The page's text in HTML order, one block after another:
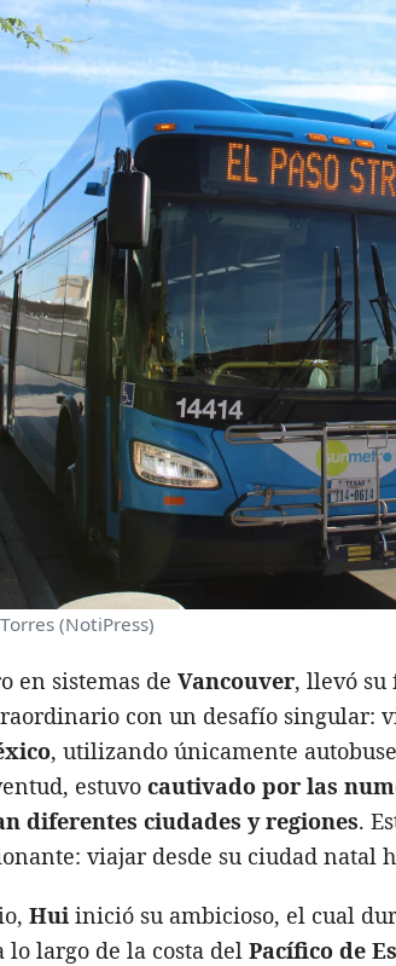
(NotiPress)
en sistemas de Vancouver, llevó su
con un desafío singular:
, utilizando únicamente
estuvo cautivado por las
diferentes ciudades y regiones.
viajar desde su ciudad natal
Hui inició su ambicioso, el cual
largo de la costa del Pacífico de